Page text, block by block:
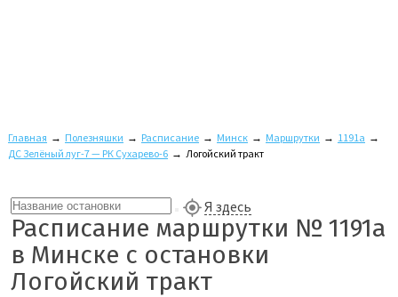
Главная → Полезняшки → Расписание → Минск → Маршрутки → 1191а →
ДС Зелёный луг-7 — РК Сухарево-6 → Логойский тракт
Я здесь
Расписание маршрутки № 1191а
в Минске с остановки
Логойский тракт